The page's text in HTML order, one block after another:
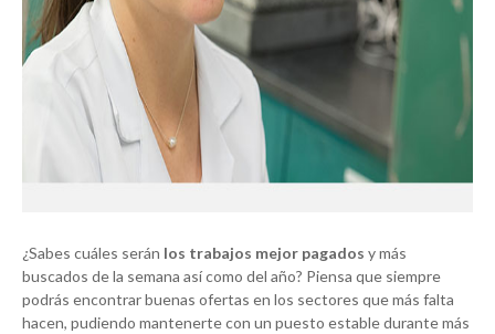
¿Sabes cuáles serán los trabajos mejor pagados y más
buscados de la semana así como del año? Piensa que siempre
podrás encontrar buenas ofertas en los sectores que más falta
hacen, pudiendo mantenerte con un puesto estable durante más